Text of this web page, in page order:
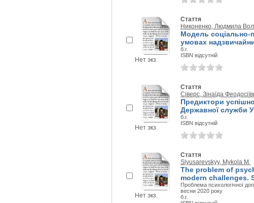
Нет экз.
Стаття
Никоненко, Людмила
Модель соціально-
умовах
б.г.
ISBN відсутній
Нет экз.
Стаття
Сіверс, Зінаїда
Предиктори
Державної служби
б.г.
ISBN відсутній
Нет экз.
Стаття
Slyusarevskyy, Mykola M.
The problem of
modern challenges.
Проблема психологічної
весни 2020 року
б.г.